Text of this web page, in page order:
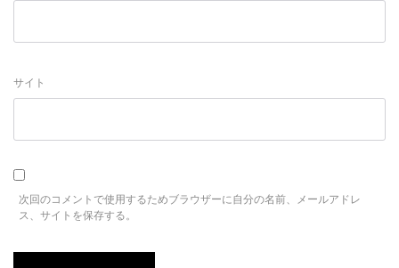
サイト
次回のコメントで使用するためブラウザーに自分の名前、メールアドレ
ス、サイトを保存する。